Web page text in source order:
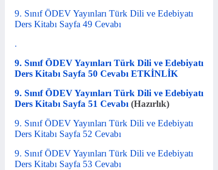
9. Sınıf ÖDEV Yayınları Türk Dili ve Edebiyatı
Ders Kitabı Sayfa 49 Cevabı
.
9. Sınıf ÖDEV Yayınları Türk Dili ve Edebiyatı
Ders Kitabı Sayfa 50 Cevabı ETKİNLİK
9. Sınıf ÖDEV Yayınları Türk Dili ve Edebiyatı
Ders Kitabı Sayfa 51 Cevabı (Hazırlık)
9. Sınıf ÖDEV Yayınları Türk Dili ve Edebiyatı
Ders Kitabı Sayfa 52 Cevabı
9. Sınıf ÖDEV Yayınları Türk Dili ve Edebiyatı
Ders Kitabı Sayfa 53 Cevabı